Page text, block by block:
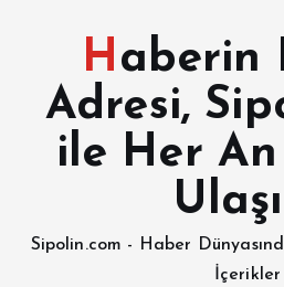
Haberin Doğru
Adresi,
ile Her
Sipolin.com - Haber
İçerikler